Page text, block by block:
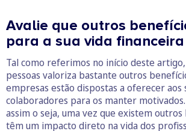
Avalie que outros
para a sua vida financeira
Tal como referimos no início deste
pessoas valoriza bastante outros
empresas estão dispostas a oferecer aos
colaboradores para os manter
assim o seja, uma vez que existem
têm um impacto direto na vida dos